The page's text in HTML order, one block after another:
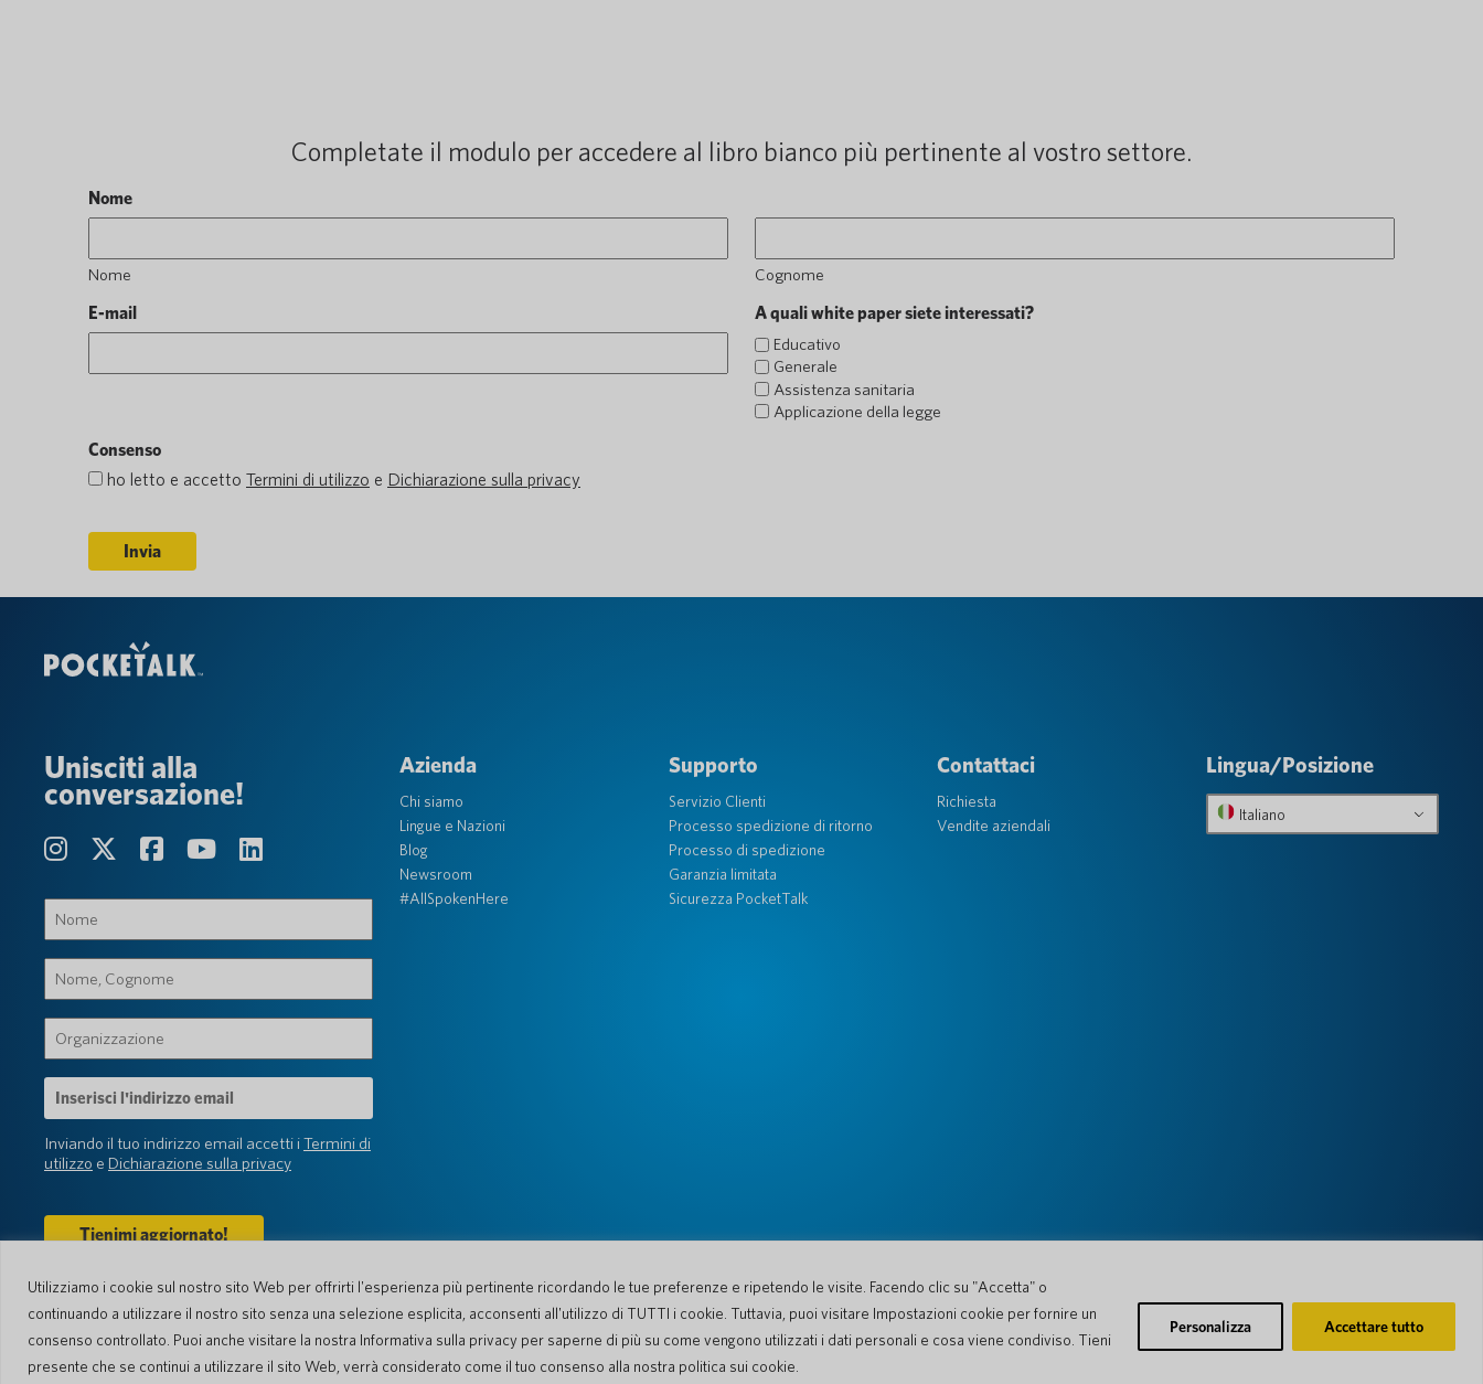
Utilizziamo i cookie sul nostro sito Web per offrirti l'esperienza più pertinente ricordando le tue preferenze e ripetendo le visite. Facendo clic su "Accetta" o
continuando a utilizzare il nostro sito senza una selezione esplicita, acconsenti all'utilizzo di TUTTI i cookie. Tuttavia, puoi visitare Impostazioni cookie per fornire un
consenso controllato. Puoi anche visitare la nostra Informativa sulla privacy per saperne di più su come vengono utilizzati i dati personali e cosa viene condiviso. Tieni
presente che se continui a utilizzare il sito Web, verrà considerato come il tuo consenso alla nostra politica sui cookie.
Personalizza Accettare tutto
Completate il modulo per accedere al libro bianco più pertinente al vostro settore.
Nome
Nome Cognome
E-mail A quali white paper siete interessati?
Educativo
Generale
Assistenza sanitaria
Applicazione della legge
Consenso
ho letto e accetto Termini di utilizzo e Dichiarazione sulla privacy
Unisciti alla
conversazione!
(Obbligatorio)
Cognome
(Obbligatorio)
Indirizzo
e-
(Obbligatorio)
Inviando il tuo indirizzo email accetti iTermini di
utilizzo e Dichiarazione sulla privacy
Azienda
Chi siamo
Lingue e Nazioni
Blog
Newsroom
#AllSpokenHere
Supporto
Servizio Clienti
Processo spedizione di ritorno
Processo di spedizione
Garanzia limitata
Sicurezza PocketTalk
Contattaci
Richiesta
Vendite aziendali
Lingua/Posizione
Italiano
© 2026 Pocketalk Gestione dei Cookie Impostazioni dei cookie Dichiarazione sulla privacy Condizioni d'uso del sito web